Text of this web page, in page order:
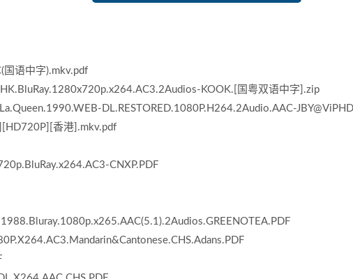
语中字).mkv.pdf
KOOK.[国粤双语中字].zip
DL.RESTORED.1080P.H264.2Audio.AAC-
香港].mkv.pdf
CNXP.PDF